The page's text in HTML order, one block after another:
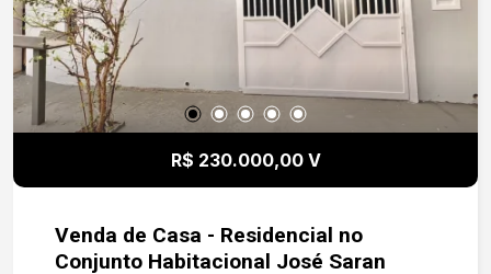
R$ 230.000,00 V
Venda de Casa - Residencial no
Conjunto Habitacional José Saran